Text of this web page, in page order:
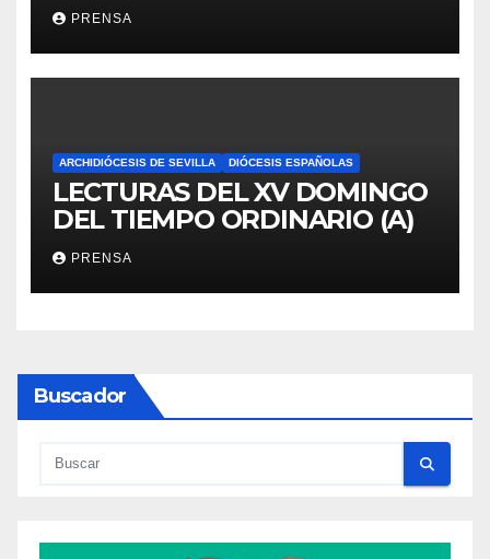
PRENSA
ARCHIDIÓCESIS DE SEVILLA DIÓCESIS ESPAÑOLAS
LECTURAS DEL XV DOMINGO
DEL TIEMPO ORDINARIO (A)
PRENSA
Buscador